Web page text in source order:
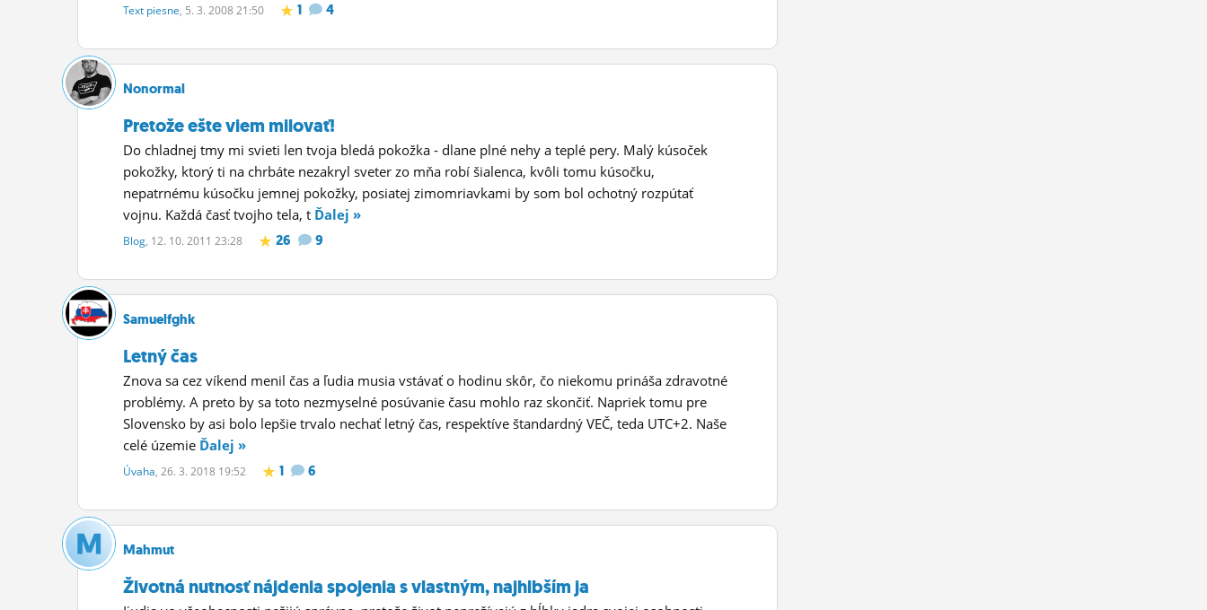
Text piesne, 5. 3. 2008 21:50 1 4
Nonormal
Pretože ešte viem milovať!
Do chladnej tmy mi svieti len tvoja bledá pokožka - dlane plné nehy a teplé pery. Malý kúsoček
pokožky, ktorý ti na chrbáte nezakryl sveter zo mňa robí šialenca, kvôli tomu kúsočku,
nepatrnému kúsočku jemnej pokožky, posiatej zimomriavkami by som bol ochotný rozpútať
vojnu. Každá časť tvojho tela, t Ďalej »
Blog, 12. 10. 2011 23:28 26 9
Samuelfghk
Letný čas
Znova sa cez víkend menil čas a ľudia musia vstávať o hodinu skôr, čo niekomu prináša zdravotné
problémy. A preto by sa toto nezmyselné posúvanie času mohlo raz skončiť. Napriek tomu pre
Slovensko by asi bolo lepšie trvalo nechať letný čas, respektíve štandardný VEČ, teda UTC+2. Naše
celé územie Ďalej »
Úvaha, 26. 3. 2018 19:52 1 6
Mahmut
Životná nutnosť nájdenia spojenia s vlastným, najhlbším ja